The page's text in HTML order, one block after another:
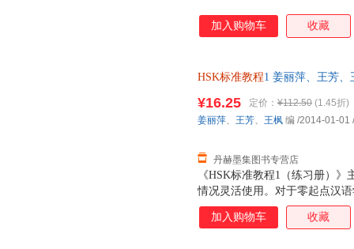
加入购物车 收藏
HSK标准教程1 姜丽萍、王芳、
《HSK标准教程1（练习册）
情况灵活使用。对于零起点汉
材，我们希望打破汉语很难的
效。学完《HSK标准教程1（
¥16.25 定价： ¥112.50 (1.45折)
丹赫墨集图书专营店
姜丽萍、 王芳、 王枫 编 /2014-01-01 /
加入购物车 收藏